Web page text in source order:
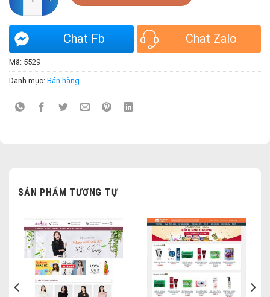
Chat Fb Chat Zalo
Mã: 5529
Danh mục: Bán hàng
SẢN PHẨM TƯƠNG TỰ